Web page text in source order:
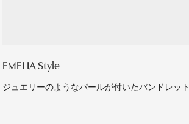
EMELIA Style
ジュエリーのようなパールが付いたバンドレット